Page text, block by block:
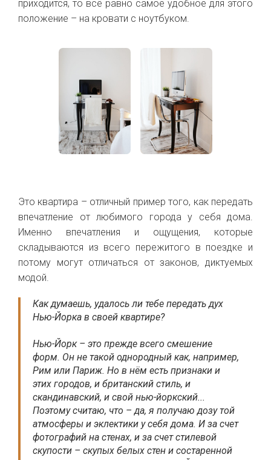
приходится, то всё равно самое удобное для этого
положение – на кровати с ноутбуком.
Это квартира – отличный пример того, как передать
впечатление от любимого города у себя дома.
Именно впечатления и ощущения, которые
складываются из всего пережитого в поездке и
потому могут отличаться от законов, диктуемых
модой.
Как думаешь, удалось ли тебе передать дух
Нью-Йорка в своей квартире?
Нью-Йорк – это прежде всего смешение
форм. Он не такой однородный как, например,
Рим или Париж. Но в нём есть признаки и
этих городов, и британский стиль, и
скандинавский, и свой нью-йоркский...
Поэтому считаю, что – да, я получаю дозу той
атмосферы и эклектики у себя дома. И за счет
фотографий на стенах, и за счет стилевой
скупости – скупых белых стен и состаренной